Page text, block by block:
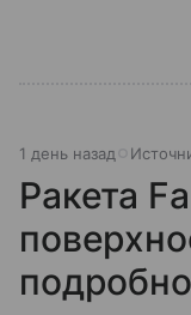
1 день назад
Ракета